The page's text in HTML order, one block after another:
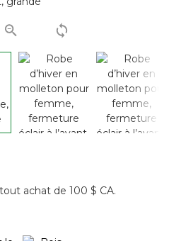
achat de 100 $ CA.